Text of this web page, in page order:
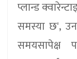
प्लान्ड
समस्या छ',
समयसापेक्ष